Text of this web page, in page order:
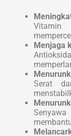
Vitamin
Menjaga
Serat